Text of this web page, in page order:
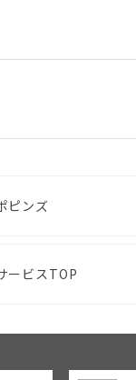
ピンズ
ービスTOP